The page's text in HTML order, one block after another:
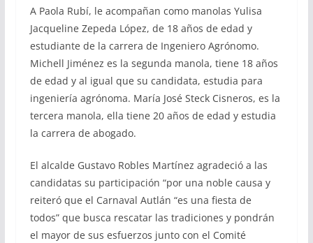
A Paola Rubí, le acompañan como manolas Yulisa
Jacqueline Zepeda López, de 18 años de edad y
estudiante de la carrera de Ingeniero Agrónomo.
Michell Jiménez es la segunda manola, tiene 18 años
de edad y al igual que su candidata, estudia para
ingeniería agrónoma. María José Steck Cisneros, es la
tercera manola, ella tiene 20 años de edad y estudia
la carrera de abogado.
El alcalde Gustavo Robles Martínez agradeció a las
candidatas su participación “por una noble causa y
reiteró que el Carnaval Autlán “es una fiesta de
todos” que busca rescatar las tradiciones y pondrán
el mayor de sus esfuerzos junto con el Comité